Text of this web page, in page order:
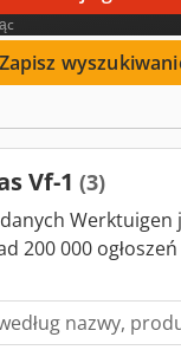
Zapisz
Vf-1 (3)
Werktuigen
200 000